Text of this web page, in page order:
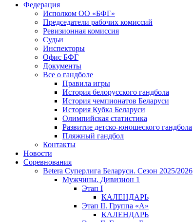
Федерация
Исполком ОО «БФГ»
Председатели рабочих комиссий
Ревизионная комиссия
Судьи
Инспекторы
Офис БФГ
Документы
Все о гандболе
Правила игры
История белорусского гандбола
История чемпионатов Беларуси
История Кубка Беларуси
Олимпийская статистика
Развитие детско-юношеского гандбола
Пляжный гандбол
Контакты
Новости
Соревнования
Betera Суперлига Беларуси. Сезон 2025/2026
Мужчины. Дивизион 1
Этап I
КАЛЕНДАРЬ
Этап II. Группа «А»
КАЛЕНДАРЬ